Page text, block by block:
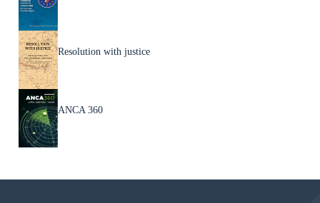
Resolution with justice
ANCA 360